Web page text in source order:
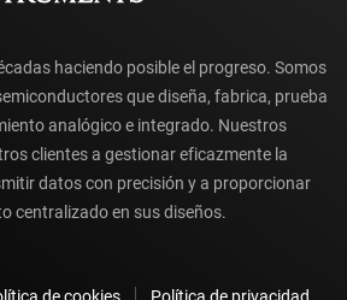
haciendo posible el progreso. Somos
que diseña, fabrica, prueba
analógico e integrado. Nuestros
clientes a gestionar eficazmente la
datos con precisión y a proporcionar
centralizado en sus diseños.